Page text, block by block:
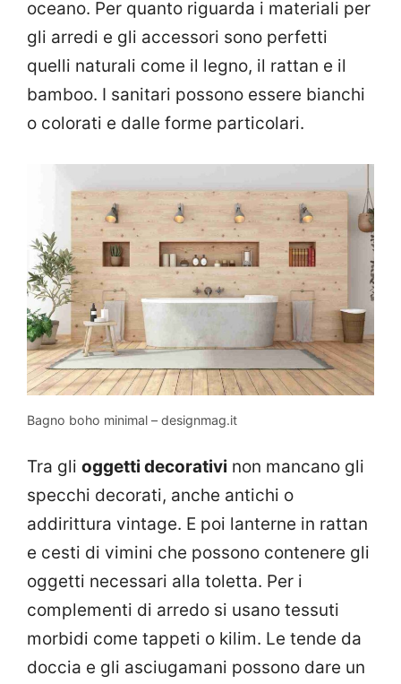
oceano. Per quanto riguarda i materiali per
gli arredi e gli accessori sono perfetti
quelli naturali come il legno, il rattan e il
bamboo. I sanitari possono essere bianchi
o colorati e dalle forme particolari.
Bagno boho minimal – designmag.it
Tra gli oggetti decorativi non mancano gli
specchi decorati, anche antichi o
addirittura vintage. E poi lanterne in rattan
e cesti di vimini che possono contenere gli
oggetti necessari alla toletta. Per i
complementi di arredo si usano tessuti
morbidi come tappeti o kilim. Le tende da
doccia e gli asciugamani possono dare un